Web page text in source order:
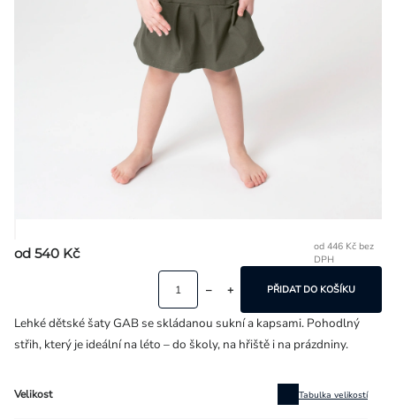
od 540 Kč od446 Kč bez
DPH
Velikost Tabulka velikostí
PŘIDAT DO KOŠÍKU
Lehké dětské šaty GAB se skládanou sukní a kapsami. Pohodlný
střih, který je ideální na léto – do školy, na hřiště i na prázdniny.